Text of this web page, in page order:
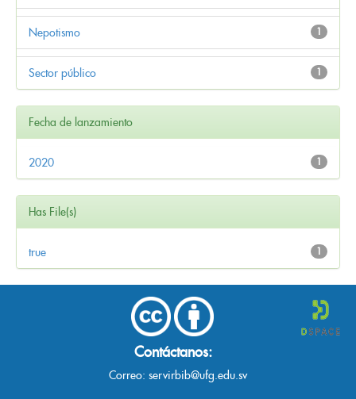
1
Nepotismo
1
Sector público
Fecha de lanzamiento
1
2020
Has File(s)
1
true
Contáctanos:
Correo: servirbib@ufg.edu.sv